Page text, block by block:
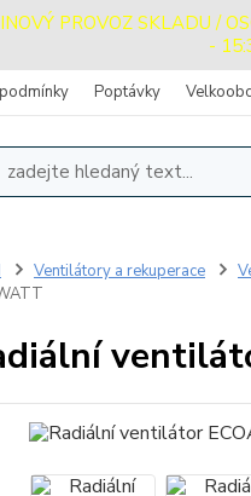
PROVOZ SKLADU /
-
Poptávky
Ventilátory a rekuperace